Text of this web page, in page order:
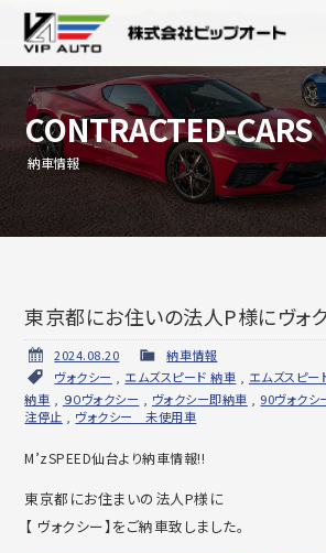
CONTRACTED-CARS
納車情報
東京都にお住いの法人P様にヴォ
2024.08.20
納車情報
ヴォクシー
エムズスピード 納車 エムズスピー
納車
９０ヴォクシー ヴォクシー即納車 90ヴォクシ
注停止
ヴォクシー 未使用車
M’zSPEED仙台より納車情報!!
東京都にお住まいの法人P様に
【 ヴォクシー】をご納車致しました。